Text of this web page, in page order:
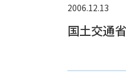
2006.12.13
国土交通